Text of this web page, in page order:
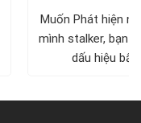
Muốn Phát hiện
mình stalker, bạn
dấu hiệu bất